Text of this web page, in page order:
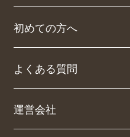
初めての方へ
よくある質問
運営会社